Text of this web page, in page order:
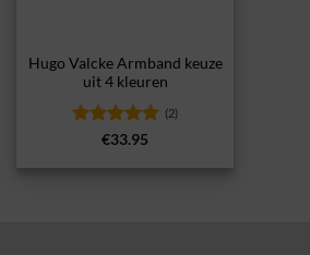
Hugo Valcke Armband keuze
uit 4 kleuren
Gewaardeerd
(2)
€33.95